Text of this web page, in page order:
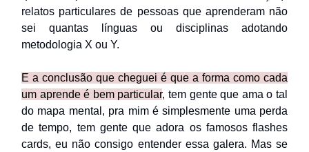
relatos particulares de pessoas que aprenderam não
sei quantas línguas ou disciplinas adotando
metodologia X ou Y.
E a conclusão que cheguei é que a forma como cada
um aprende é bem particular, tem gente que ama o tal
do mapa mental, pra mim é simplesmente uma perda
de tempo, tem gente que adora os famosos flashes
cards, eu não consigo entender essa galera. Mas se